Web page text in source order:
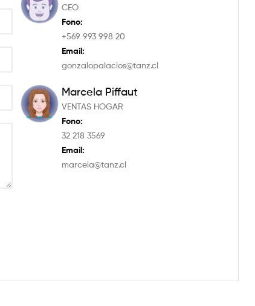
CEO
Fono:
+569 993 998 20
Email:
gonzalopalacios@tanz.cl
Marcela Piffaut
VENTAS HOGAR
Fono:
32 218 3569
Email:
marcela@tanz.cl